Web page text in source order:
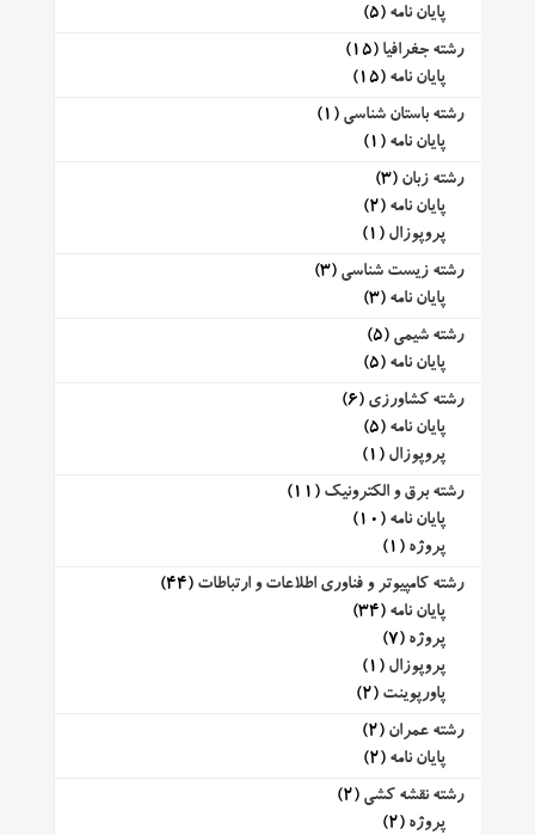
پایان نامه (5)
رشته جغرافیا (15)
پایان نامه (15)
رشته باستان شناسی (1)
پایان نامه (1)
رشته زبان (3)
پایان نامه (2)
پروپوزال (1)
رشته زیست شناسی (3)
پایان نامه (3)
رشته شیمی (5)
پایان نامه (5)
رشته کشاورزی (6)
پایان نامه (5)
پروپوزال (1)
رشته برق و الکترونیک (11)
پایان نامه (10)
پروژه (1)
رشته کامپیوتر و فناوری اطلاعات و ارتباطات (44)
پایان نامه (34)
پروژه (7)
پروپوزال (1)
پاورپوینت (2)
رشته عمران (2)
پایان نامه (2)
رشته نقشه کشی (2)
پروژه (2)